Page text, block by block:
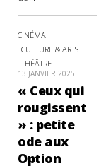
CINÉMA
CULTURE & ARTS
THÉÂTRE
13 JANVIER 2025
« Ceux qui
rougissent
» : petite
ode aux
Option